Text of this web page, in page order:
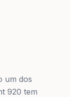
um dos
920 tem